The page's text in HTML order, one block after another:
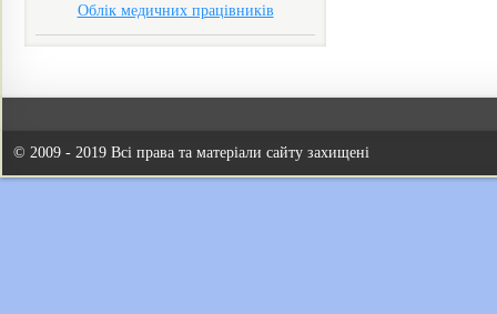
Облік медичних працівників
© 2009 - 2019 Всі права та матеріали сайту захищені